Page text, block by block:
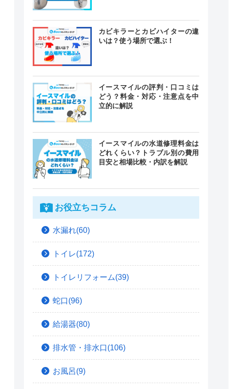
カビキラーとカビハイターの違
いは？使う場所で選ぶ！
イースマイルの評判・口コミは
どう？料金・対応・注意点を中
立的に解説
イースマイルの水道修理料金は
どれくらい？トラブル別の費用
目安と相場比較・内訳を解説
お役立ちコラム
水漏れ(60)
トイレ(172)
トイレリフォーム(39)
蛇口(96)
給湯器(80)
排水管・排水口(106)
お風呂(9)